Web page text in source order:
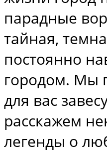
парадные
тайная,
постоянно
городом. Мы
для вас
расскажем
легенды о